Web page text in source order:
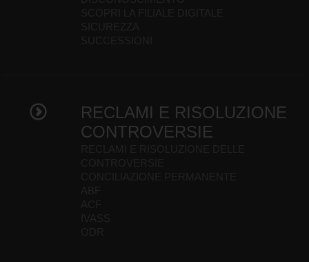
RECLAMI E RISOLUZIONE
CONTROVERSIE